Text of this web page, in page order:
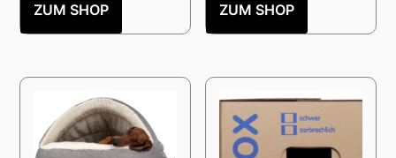
ZUM SHOP ZUM SHOP